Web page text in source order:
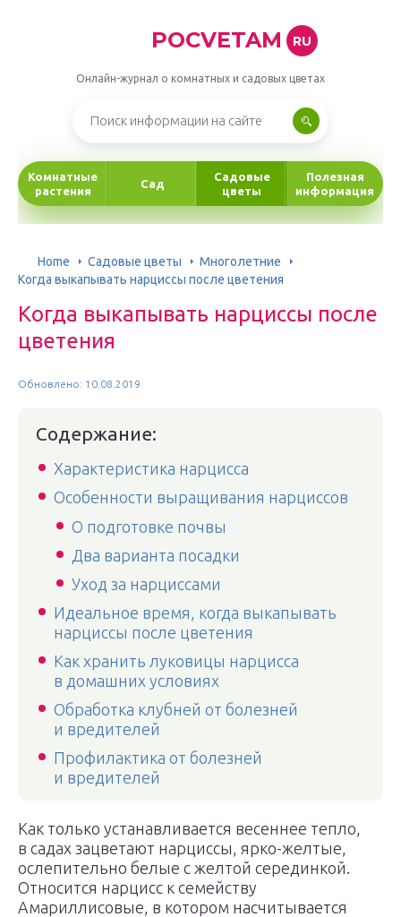
POCVETAM RU
Онлайн-журнал о комнатных и садовых цветах
Комнатные
растения
Сад
Садовые
цветы
Полезная
информация
Home Садовые цветы
Многолетние
Когда выкапывать нарциссы после цветения
Когда выкапывать нарциссы после
цветения
Обновлено: 10.08.2019
Содержание:
Характеристика нарцисса
Особенности выращивания нарциссов
О подготовке почвы
Два варианта посадки
Уход за нарциссами
Идеальное время, когда выкапывать
нарциссы после цветения
Как хранить луковицы нарцисса
в домашних условиях
Обработка клубней от болезней
и вредителей
Профилактика от болезней
и вредителей
Как только устанавливается весеннее тепло,
в садах зацветают нарциссы, ярко-желтые,
ослепительно белые с желтой серединкой.
Относится нарцисс к семейству
Амариллисовые, в котором насчитывается